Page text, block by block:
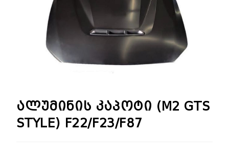
ალუმინის კაპოტი (M2 GTS
STYLE) F22/F23/F87